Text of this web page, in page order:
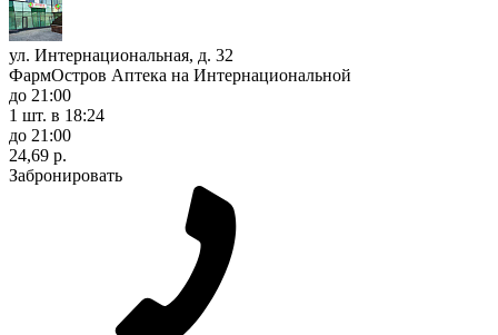
ул. Интернациональная, д. 32
ФармОстров Аптека на Интернациональной
до 21:00
1 шт. в 18:24
до 21:00
24,69 р.
Забронировать